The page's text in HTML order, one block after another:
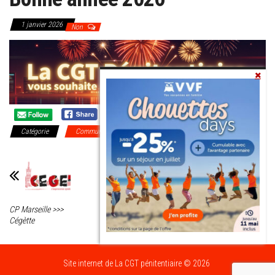
1 janvier 2026 Non
Catégorie Communiqués Nationaux
CP Marseille >>>
Cégètte
CP Orléans-Saran
>>> Voeux creux
Site internet de La CGT pénitentiaire © 2026